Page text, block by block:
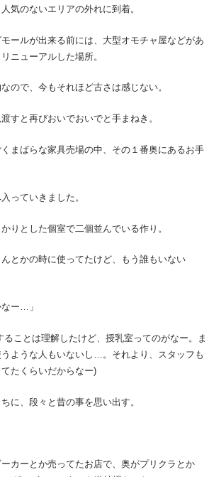
気のないエリアの外れに到着。
ールが出来る前には、大型オモチャ屋などがあ
ニューアルした場所。
ので、今もそれほど古さは感じない。
すと再びおいでおいでと手まねき。
まばらな家具売場の中、その１番奥にあるお手
っていきました。
りとした個室で二個並んでいる作り。
とかの時に使ってたけど、もう誰もいない
ー…」
ことは理解したけど、授乳室ってのがなー。ま
ような人もいないし…。それより、スタッフも
たくらいだからなー)
に、段々と昔の事を思い出す。
カーとか売ってたお店で、奥がプリクラとか